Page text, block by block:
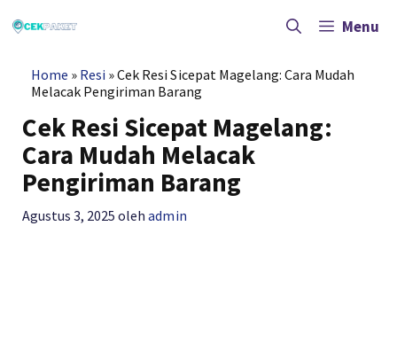
ke
Menu
Home » Resi »Cek Resi Sicepat Magelang: Cara Mudah
Melacak Pengiriman Barang
Cek Resi Sicepat Magelang:
Cara Mudah Melacak
Pengiriman Barang
Agustus 3, 2025 olehadmin